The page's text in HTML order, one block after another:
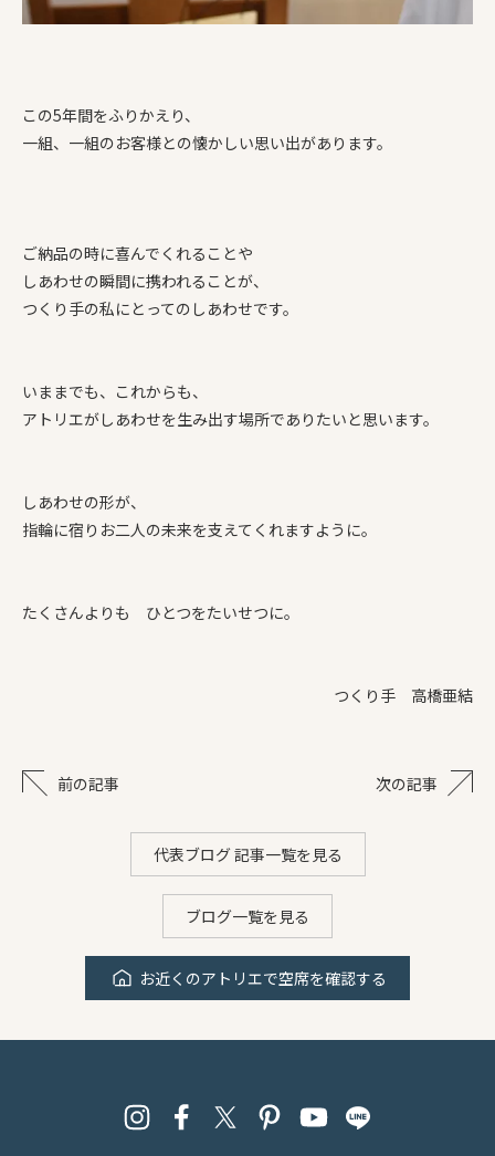
この5年間をふりかえり、
一組、一組のお客様との懐かしい思い出があります。
ご納品の時に喜んでくれることや
しあわせの瞬間に携われることが、
つくり手の私にとってのしあわせです。
いままでも、これからも、
アトリエがしあわせを生み出す場所でありたいと思います。
しあわせの形が、
指輪に宿りお二人の未来を支えてくれますように。
たくさんよりも ひとつをたいせつに。
つくり手 高橋亜結
前の記事 次の記事
代表ブログ 記事一覧を見る
ブログ一覧を見る
お近くのアトリエで空席を確認する